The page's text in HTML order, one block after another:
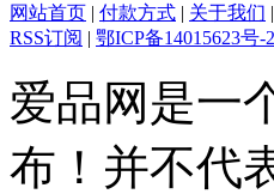
网站首页 | 付款方式 | 关于我们 |
RSS订阅 | 鄂ICP备14015623号-2
爱品网是一
布！并不代